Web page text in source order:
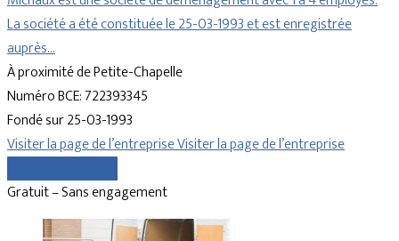
La société a été constituée le 25-03-1993 et est enregistrée
auprès…
À proximité de Petite-Chapelle
Numéro BCE: 722393345
Fondé sur 25-03-1993
Visiter la page de l’entrepriseVisiter la page de l’entreprise
Gratuit – Sans engagement